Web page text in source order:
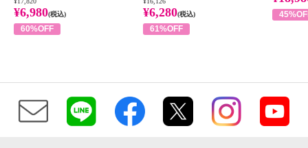
¥6,980(税込)
60%OFF
¥6,280(税込)
61%OFF